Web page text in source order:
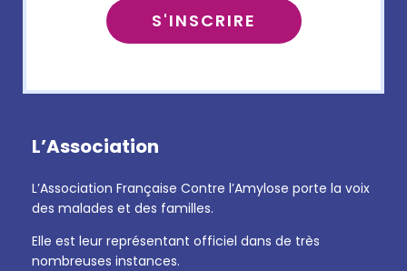
L’Association
L’Association Française Contre l’Amylose porte la voix
des malades et des familles.
Elle est leur représentant officiel dans de très
nombreuses instances.